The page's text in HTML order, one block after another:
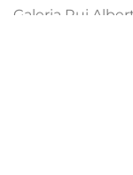
Galeria Rui